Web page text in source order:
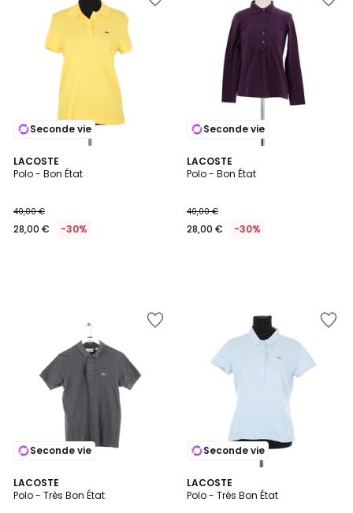
Seconde vie
LACOSTE
Polo - Bon État
40,00 €
28,00 € -30%
Seconde vie
LACOSTE
Polo - Bon État
40,00 €
28,00 € -30%
Seconde vie
LACOSTE
Polo - Très Bon État
Seconde vie
LACOSTE
Polo - Très Bon État